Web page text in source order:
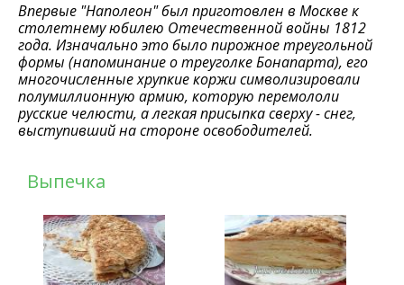
Впервые "Наполеон" был приготовлен в Москве к
столетнему юбилею Отечественной войны 1812
года. Изначально это было пирожное треугольной
формы (напоминание о треуголке Бонапарта), его
многочисленные хрупкие коржи символизировали
полумиллионную армию, которую перемололи
русские челюсти, а легкая присыпка сверху - снег,
выступивший на стороне освободителей.
Выпечка